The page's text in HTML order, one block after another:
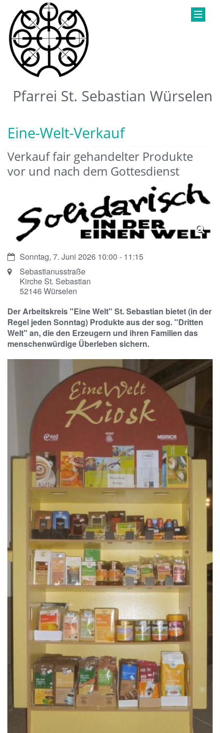
Pfarrei St. Sebastian Würselen
Eine-Welt-Verkauf
Verkauf fair gehandelter Produkte
vor und nach dem Gottesdienst
Datum:Sonntag, 7. Juni 2026 10:00 - 11:15
Ort: Sebastianusstraße
Kirche St. Sebastian
52146Würselen
Der Arbeitskreis "Eine Welt" St. Sebastian bietet (in der
Regel jeden Sonntag) Produkte aus der sog. "Dritten
Welt" an, die den Erzeugern und ihren Familien das
menschenwürdige Überleben sichern.